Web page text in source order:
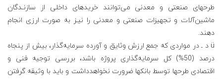
طرحهای صنعتی و معدنی می‌توانند خریدهای داخلی از سازنـدگان
ماشین‌آلات و تجهیزات صنعتی و معدنی را نیـز به صورت ارزی انجام
دهند.
ü د ـ در مواردی که جمع ارزش وثایق و آورده سرمایه‌گذار، بیش از پنجاه
درصد (50%) کل سرمایه‌گذاری پروژه باشد، بررسی توجیه فنی و
اقتصادی طرحها توسط بانکها ضرورت نخواهدداشت و باید با وثیقه گرفتن